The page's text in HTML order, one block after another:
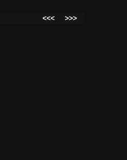
<<<
>>>